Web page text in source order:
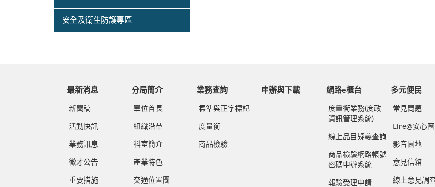
安全及衛生防護專區
最新消息
新聞稿
活動快訊
業務訊息
徵才公告
重要措施
分局簡介
單位首長
組織沿革
科室簡介
產業特色
交通位置圖
業務查詢
標準與正字標記
度量衡
商品檢驗
申辦與下載 網路e櫃台
度量衡業務(度政
資訊管理系統)
線上品目疑義查詢
商品檢驗網路帳號
密碼申辦系統
報驗受理申請
多元便民
常見問題
Line@安心圈
影音園地
意見信箱
線上意見調